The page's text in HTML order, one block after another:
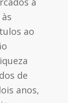
ao
de
anos,